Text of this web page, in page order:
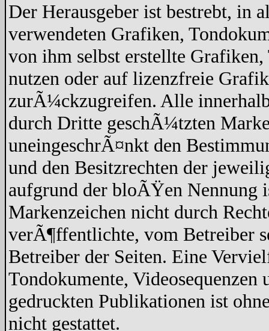
Der Herausgeber ist bestrebt, in
verwendeten Grafiken,
von ihm selbst erstellte Grafiken,
nutzen oder auf lizenzfreie
zurÃ¼ckzugreifen. Alle
durch Dritte geschÃ¼tzten
uneingeschrÃ¤nkt den
und den Besitzrechten der
aufgrund der bloÃŸen Nennung
Markenzeichen nicht durch
verÃ¶ffentlichte, vom Betreiber
Betreiber der Seiten. Eine
Tondokumente, Videosequenzen
gedruckten Publikationen ist
nicht gestattet.